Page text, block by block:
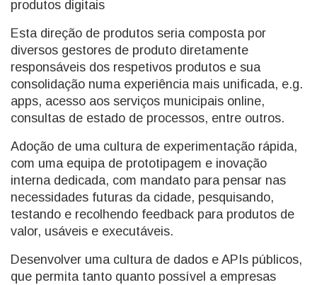
produtos digitais
Esta direção de produtos seria composta por
diversos gestores de produto diretamente
responsáveis dos respetivos produtos e sua
consolidação numa experiência mais unificada, e.g.
apps, acesso aos serviços municipais online,
consultas de estado de processos, entre outros.
Adoção de uma cultura de experimentação rápida,
com uma equipa de prototipagem e inovação
interna dedicada, com mandato para pensar nas
necessidades futuras da cidade, pesquisando,
testando e recolhendo feedback para produtos de
valor, usáveis e executáveis.
Desenvolver uma cultura de dados e APIs públicos,
que permita tanto quanto possível a empresas